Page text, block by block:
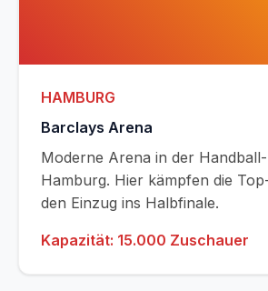
HAMBURG
Barclays Arena
Moderne Arena in der
Hamburg. Hier kämpfen die
den Einzug ins Halbfinale.
Kapazität: 15.000 Zuschauer